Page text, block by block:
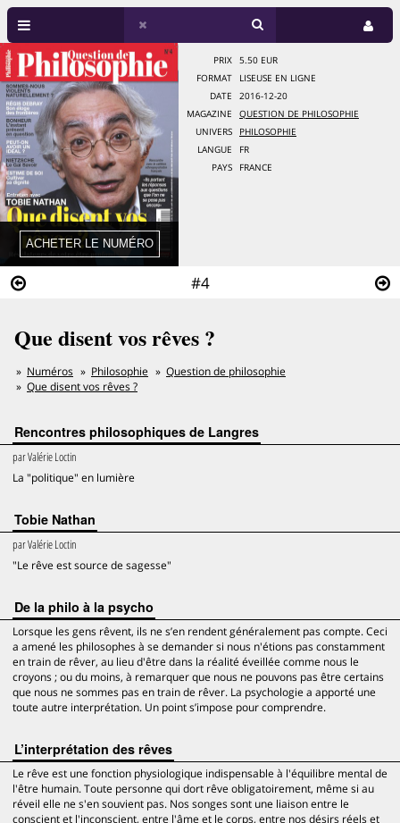
#4
PRIX
5.50 EUR
FORMAT
LISEUSE EN LIGNE
DATE
2016-12-20
MAGAZINE
QUESTION DE PHILOSOPHIE
UNIVERS
PHILOSOPHIE
LANGUE
FR
PAYS
FRANCE
Que disent vos rêves ?
Numéros Philosophie
Question de philosophie
Que disent vos rêves ?
Rencontres philosophiques de Langres
parValérie Loctin
La "politique" en lumière
Tobie Nathan
parValérie Loctin
"Le rêve est source de sagesse"
De la philo à la psycho
Lorsque les gens rêvent, ils ne s’en rendent généralement pas compte. Ceci
a amené les philosophes à se demander si nous n'étions pas constamment
en train de rêver, au lieu d'être dans la réalité éveillée comme nous le
croyons ; ou du moins, à remarquer que nous ne pouvons pas être certains
que nous ne sommes pas en train de rêver. La psychologie a apporté une
toute autre interprétation. Un point s’impose pour comprendre.
L’interprétation des rêves
Le rêve est une fonction physiologique indispensable à l'équilibre mental de
l'être humain. Toute personne qui dort rêve obligatoirement, même si au
réveil elle ne s'en souvient pas. Nos songes sont une liaison entre le
conscient et l'inconscient, entre l'âme et le corps, entre nos désirs réels et